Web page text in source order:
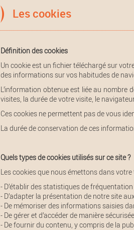
Les cookies
Définition des cookies
Un cookie est un fichier téléchargé sur
des informations sur vos habitudes de
L’information obtenue est liée au nombre
visites, la durée de votre visite, le
Ces cookies ne permettent pas de vous
La durée de conservation de ces
Quels types de cookies utilisés sur ce site ?
Les cookies que nous émettons dans
- D’établir des statistiques de
- D’adapter la présentation de notre site
- De mémoriser des informations saisies
- De gérer et d’accéder de manière
- De fournir du contenu, y compris de la